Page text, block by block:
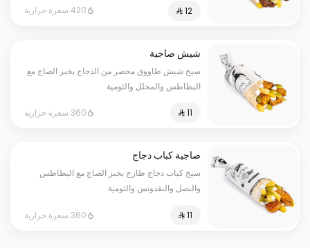
⁨⁦‪‬ 12⁩ 420 سعرة حرارية
شيش صاجية
سيخ شيش طاووق محضر من الدجاج بخبز الصاج مع
البطاطس والمخلل والثومية
360 سعرة حرارية
صاجية كباب دجاج
سيخ كباب دجاج طازج بخبز الصاج مع البطاطس
والبصل والبقدونس والثومية.
360 سعرة حرارية